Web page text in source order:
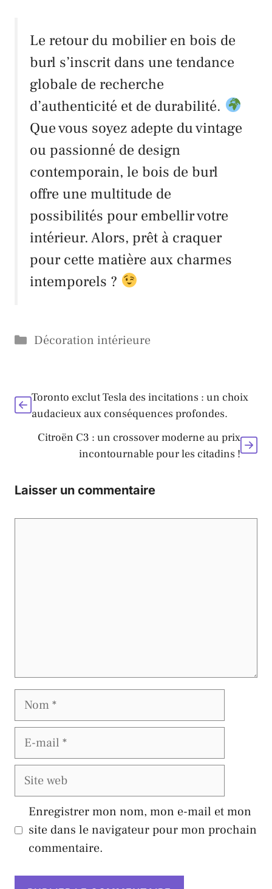
Le retour du mobilier en bois de
burl s’inscrit dans une tendance
globale de recherche
d’authenticité et de durabilité.
Que vous soyez adepte du vintage
ou passionné de design
contemporain, le bois de burl
offre une multitude de
possibilités pour embellir votre
intérieur. Alors, prêt à craquer
pour cette matière aux charmes
intemporels ?
Catégories
Décoration intérieure
Toronto exclut Tesla des incitations : un choix
audacieux aux conséquences profondes.
Citroën C3 : un crossover moderne au prix
incontournable pour les citadins !
Laisser un commentaire
Nom
E-
Site
Enregistrer mon nom, mon e-mail et mon
site dans le navigateur pour mon prochain
commentaire.